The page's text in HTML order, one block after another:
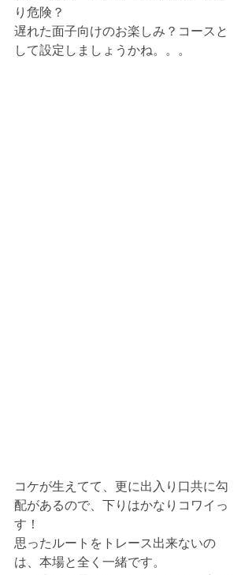
り危険？
遅れた面子向けのお楽しみ？コースと
して設定しましょうかね。。。
コケが生えてて、更に出入り口共に勾
配があるので、下りはかなりコワイっ
す！
思ったルートをトレース出来ないの
は、本場と全く一緒です。